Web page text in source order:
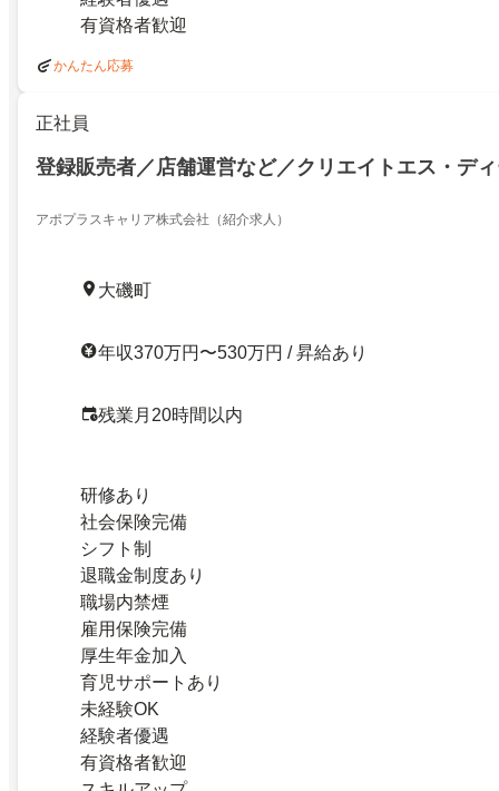
有資格者歓迎
かんたん応募
正社員
登録販売者／店舗運営など／クリエイトエス・デ
アポプラスキャリア株式会社（紹介求人）
大磯町
年収370万円〜530万円 / 昇給あり
残業月20時間以内
研修あり
社会保険完備
シフト制
退職金制度あり
職場内禁煙
雇用保険完備
厚生年金加入
育児サポートあり
未経験OK
経験者優遇
有資格者歓迎